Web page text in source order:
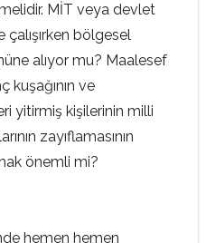
MİT veya devlet
bölgesel
alıyor mu? Maalesef
kuşağının ve
yitirmiş kişilerinin milli
zayıflamasının
önemli mi?
hemen hemen